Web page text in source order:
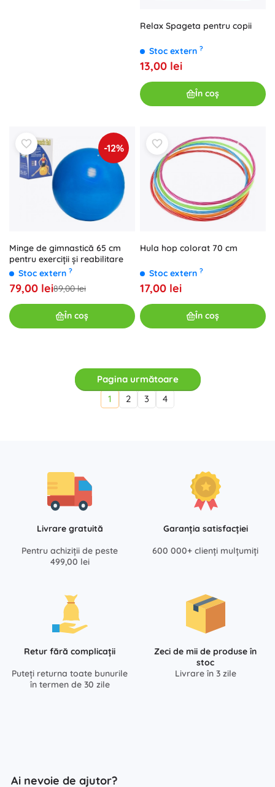
Relax Spageta pentru copii
Stoc extern ?
13,00 lei
În coș
-12%
Minge de gimnastică 65 cm
pentru exerciții și reabilitare
Stoc extern ?
79,00 lei89,00 lei
În coș
Hula hop colorat 70 cm
Stoc extern ?
17,00 lei
În coș
Pagina următoare
1
2 3 4
Livrare gratuită
Pentru achiziții de peste
499,00 lei
Garanția satisfacției
600 000+ clienți mulțumiți
Retur fără complicații
Puteți returna toate bunurile
în termen de 30 zile
Zeci de mii de produse în
stoc
Livrare în 3 zile
Ai nevoie de ajutor?